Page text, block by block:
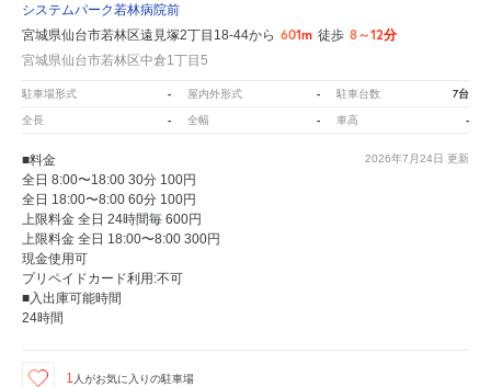
システムパーク若林病院前
宮城県仙台市若林区遠見塚2丁目18-44から 601m 徒歩 8～12分
宮城県仙台市若林区中倉1丁目5
駐車場形式 - 屋内外形式 - 駐車台数 7台
全長 - 全幅 - 車高 -
2026年7月24日 更新
■料金
全日 8:00〜18:00 30分 100円
全日 18:00〜8:00 60分 100円
上限料金 全日 24時間毎 600円
上限料金 全日 18:00〜8:00 300円
現金使用可
プリペイドカード利用:不可
■入出庫可能時間
24時間
1 人がお気に入りの駐車場